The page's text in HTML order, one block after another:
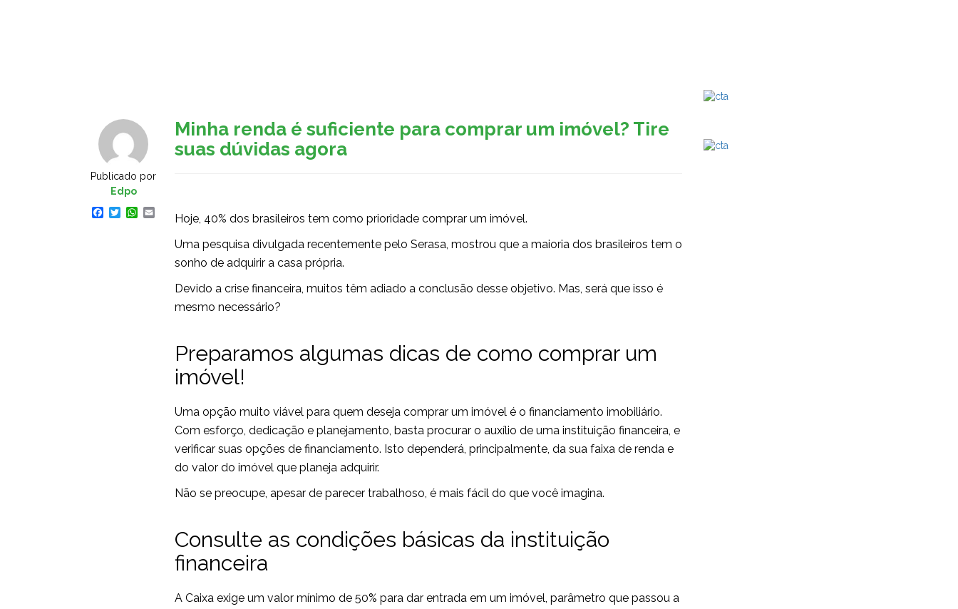
Publicado por
Edpo
Facebook
TwitterWhatsApp
Email
Minha renda é suficiente para comprar um imóvel? Tire
suas dúvidas agora
Hoje, 40% dos brasileiros tem como prioridade comprar um imóvel.
Uma pesquisa divulgada recentemente pelo Serasa, mostrou que a maioria dos brasileiros tem o
sonho de adquirir a casa própria.
Devido a crise financeira, muitos têm adiado a conclusão desse objetivo. Mas, será que isso é
mesmo necessário?
Preparamos algumas dicas de como comprar um
imóvel!
Uma opção muito viável para quem deseja comprar um imóvel é o financiamento imobiliário.
Com esforço, dedicação e planejamento, basta procurar o auxílio de uma instituição financeira, e
verificar suas opções de financiamento. Isto dependerá, principalmente, da sua faixa de renda e
do valor do imóvel que planeja adquirir.
Não se preocupe, apesar de parecer trabalhoso, é mais fácil do que você imagina.
Consulte as condições básicas da instituição
financeira
A Caixa exige um valor mínimo de 50% para dar entrada em um imóvel, parâmetro que passou a